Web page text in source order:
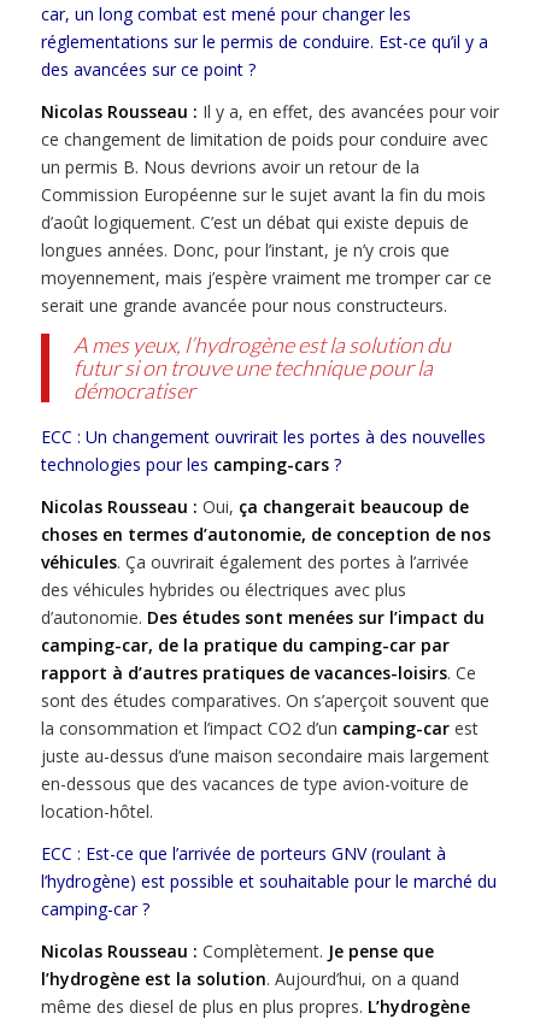
car, un long combat est mené pour changer les
réglementations sur le permis de conduire. Est-ce qu’il y a
des avancées sur ce point ?
Nicolas Rousseau : Il y a, en effet, des avancées pour voir
ce changement de limitation de poids pour conduire avec
un permis B. Nous devrions avoir un retour de la
Commission Européenne sur le sujet avant la fin du mois
d’août logiquement. C’est un débat qui existe depuis de
longues années. Donc, pour l’instant, je n’y crois que
moyennement, mais j’espère vraiment me tromper car ce
serait une grande avancée pour nous constructeurs.
A mes yeux, l’hydrogène est la solution du
futur si on trouve une technique pour la
démocratiser
ECC : Un changement ouvrirait les portes à des nouvelles
technologies pour les camping-cars?
Nicolas Rousseau : Oui, ça changerait beaucoup de
choses en termes d’autonomie, de conception de nos
véhicules. Ça ouvrirait également des portes à l’arrivée
des véhicules hybrides ou électriques avec plus
d’autonomie. Des études sont menées sur l’impact du
camping-car, de la pratique du camping-car par
rapport à d’autres pratiques de vacances-loisirs. Ce
sont des études comparatives. On s’aperçoit souvent que
la consommation et l’impact CO2 d’un camping-carest
juste au-dessus d’une maison secondaire mais largement
en-dessous que des vacances de type avion-voiture de
location-hôtel.
ECC : Est-ce que l’arrivée de porteurs GNV (roulant à
l’hydrogène) est possible et souhaitable pour le marché du
camping-car ?
Nicolas Rousseau : Complètement. Je pense que
l’hydrogène est la solution. Aujourd’hui, on a quand
même des diesel de plus en plus propres. L’hydrogène